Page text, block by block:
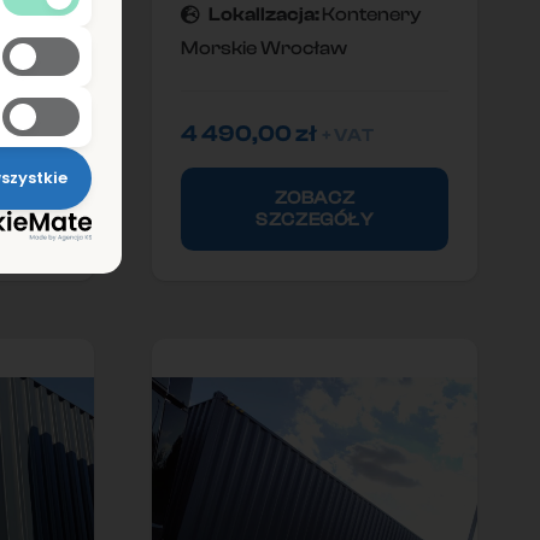
Lokallzacja: Kontenery
Morskie Wrocław
4 490,00zł
ZOBACZ
SZCZEGÓŁY